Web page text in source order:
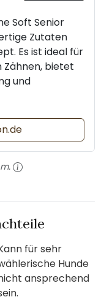
Soft Senior
Zutaten
Es ist ideal für
bietet
und
für sehr
Hunde
ansprechend